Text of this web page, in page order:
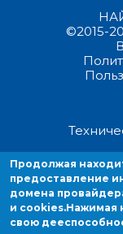
©2015-
Продолжая
предоставление
провайдера,
Продолжая
предоставление
домена
и cookies.Нажимая
свою